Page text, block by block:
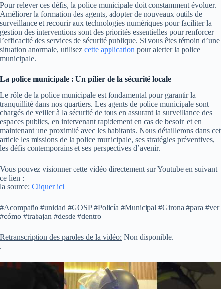
Pour relever ces défis, la police municipale doit constamment évoluer.
Améliorer la formation des agents, adopter de nouveaux outils de
surveillance et recourir aux technologies numériques pour faciliter la
gestion des interventions sont des priorités essentielles pour renforcer
l’efficacité des services de sécurité publique. Si vous êtes témoin d’une
situation anormale, utilisez cette application pour alerter la police
municipale.
La police municipale : Un pilier de la sécurité locale
Le rôle de la police municipale est fondamental pour garantir la
tranquillité dans nos quartiers. Les agents de police municipale sont
chargés de veiller à la sécurité de tous en assurant la surveillance des
espaces publics, en intervenant rapidement en cas de besoin et en
maintenant une proximité avec les habitants. Nous détaillerons dans cet
article les missions de la police municipale, ses stratégies préventives,
les défis contemporains et ses perspectives d’avenir.
Vous pouvez visionner cette vidéo directement sur Youtube en suivant
ce lien :
la source: Cliquer ici
#Acompaño #unidad #GOSP #Policía #Municipal #Girona #para #ver
#cómo #trabajan #desde #dentro
Retranscription des paroles de la vidéo: Non disponible.
.